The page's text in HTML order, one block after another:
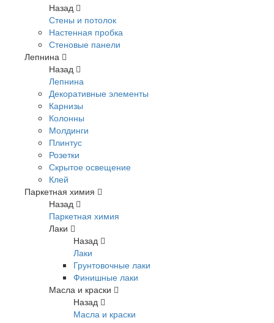
Назад
Стены и потолок
Настенная пробка
Стеновые панели
Лепнина
Назад
Лепнина
Декоративные элементы
Карнизы
Колонны
Молдинги
Плинтус
Розетки
Скрытое освещение
Клей
Паркетная химия
Назад
Паркетная химия
Лаки
Назад
Лаки
Грунтовочные лаки
Финишные лаки
Масла и краски
Назад
Масла и краски